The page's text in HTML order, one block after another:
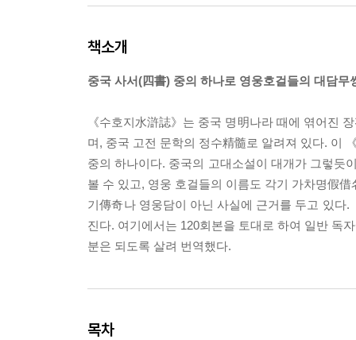
책소개
중국 사서(四書) 중의 하나로 영웅호걸들의 대담
《수호지水滸誌》는 중국 명明나라 때에 엮어진
며, 중국 고전 문학의 정수精髓로 알려져 있다. 이
중의 하나이다. 중국의 고대소설이 대개가 그렇듯
볼 수 있고, 영웅 호걸들의 이름도 각기 가차명假
기傳奇나 영웅담이 아닌 사실에 근거를 두고 있다
진다. 여기에서는 120회본을 토대로 하여 일반 독
분은 되도록 살려 번역했다.
목차